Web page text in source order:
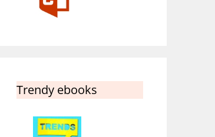
Trendy ebooks